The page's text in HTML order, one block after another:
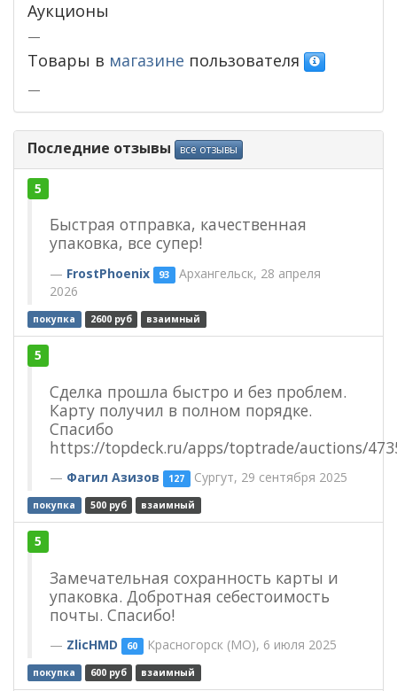
Аукционы
—
Товары в магазине пользователя
—
Последние отзывы все отзывы
5
Быстрая отправка, качественная
упаковка, все супер!
FrostPhoenix 93 Архангельск, 28 апреля
2026
покупка 2600 руб взаимный
5
Сделка прошла быстро и без проблем.
Карту получил в полном порядке.
Спасибо
https://topdeck.ru/apps/toptrade/auctions/
Фагил Азизов 127 Сургут, 29 сентября 2025
покупка 500 руб взаимный
5
Замечательная сохранность карты и
упаковка. Добротная себестоимость
почты. Спасибо!
ZlicHMD 60 Красногорск (МО), 6 июля 2025
покупка 600 руб взаимный